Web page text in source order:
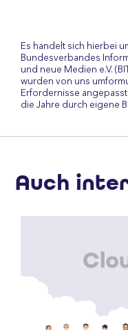
Es handelt sich hierbei
Bundesverbandes
und neue Medien e.V.
wurden von uns
Erfordernisse
die Jahre durch eigene
Auch